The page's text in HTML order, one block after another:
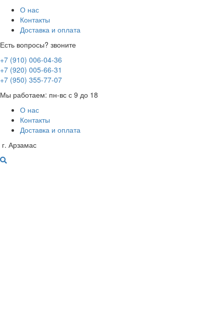
О нас
Контакты
Доставка и оплата
Есть вопросы? звоните
+7 (910) 006-04-36
+7 (920) 005-66-31
+7 (950) 355-77-07
Мы работаем: пн-вс с 9 до 18
О нас
Контакты
Доставка и оплата
г. Арзамас